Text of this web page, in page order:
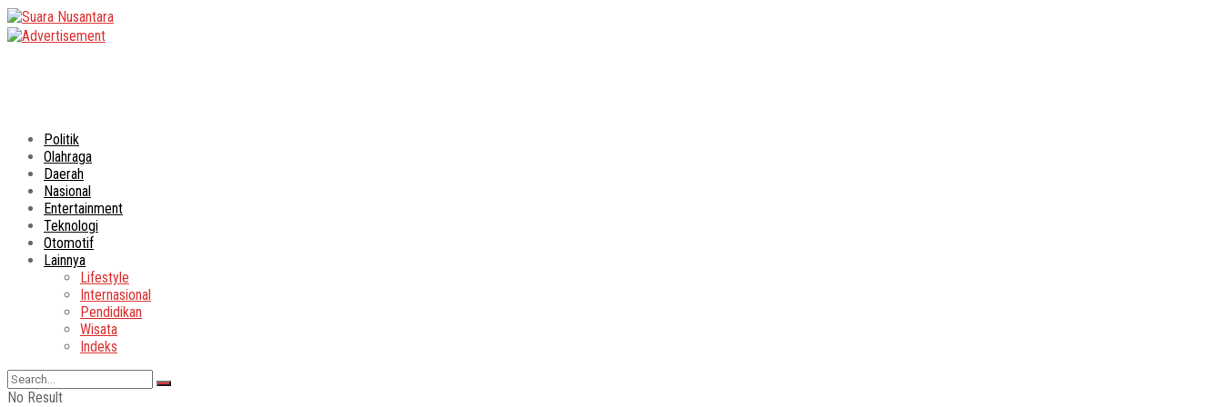
Politik
Olahraga
Daerah
Nasional
Entertainment
Teknologi
Otomotif
Lainnya
Lifestyle
Internasional
Pendidikan
Wisata
Indeks
No Result